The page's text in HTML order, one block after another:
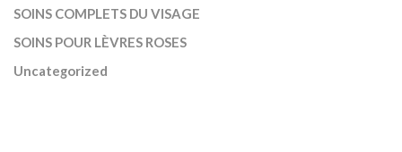
SOINS COMPLETS DU VISAGE
SOINS POUR LÈVRES ROSES
Uncategorized